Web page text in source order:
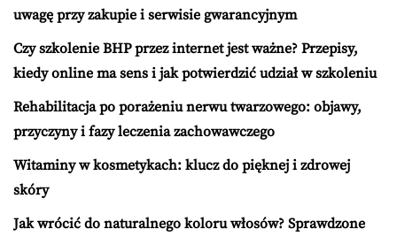
uwagę przy zakupie i serwisie gwarancyjnym
Czy szkolenie BHP przez internet jest ważne? Przepisy,
kiedy online ma sens i jak potwierdzić udział w szkoleniu
Rehabilitacja po porażeniu nerwu twarzowego: objawy,
przyczyny i fazy leczenia zachowawczego
Witaminy w kosmetykach: klucz do pięknej i zdrowej
skóry
Jak wrócić do naturalnego koloru włosów? Sprawdzone